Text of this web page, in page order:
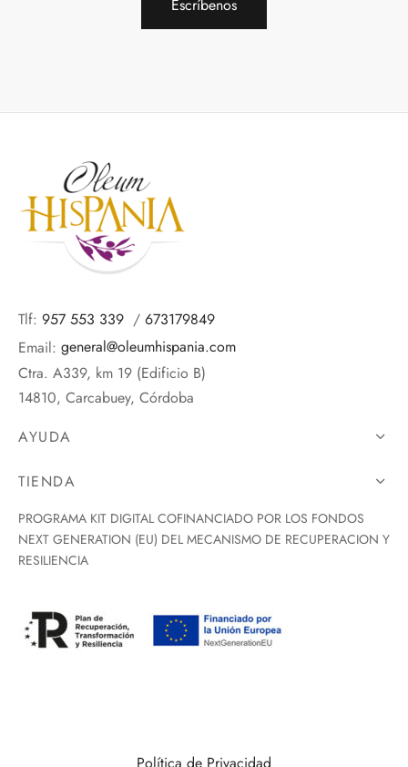
Escríbenos
Tlf: 957 553 339 / 673179849
Email: general@oleumhispania.com
Ctra. A339, km 19 (Edificio B)
14810, Carcabuey, Córdoba
AYUDA
TIENDA
PROGRAMA KIT DIGITAL COFINANCIADO POR LOS FONDOS
NEXT GENERATION (EU) DEL MECANISMO DE RECUPERACION Y
RESILIENCIA
Política de Privacidad